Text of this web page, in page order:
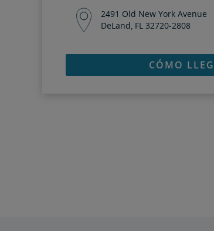
2491 Old New York Avenue
DeLand, FL 32720-2808
CÓMO